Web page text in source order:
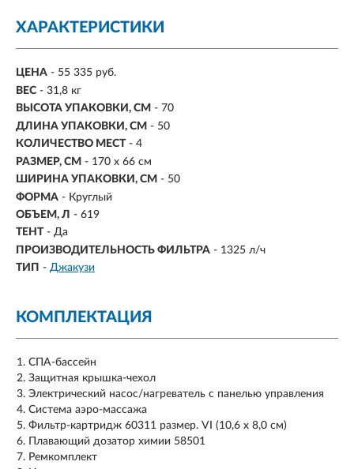
ХАРАКТЕРИСТИКИ
ЦЕНА - 55 335 руб.
ВЕС - 31,8 кг
ВЫСОТА УПАКОВКИ, СМ - 70
ДЛИНА УПАКОВКИ, СМ - 50
КОЛИЧЕСТВО МЕСТ - 4
РАЗМЕР, СМ - 170 х 66 см
ШИРИНА УПАКОВКИ, СМ - 50
ФОРМА - Круглый
ОБЪЕМ, Л - 619
ТЕНТ - Да
ПРОИЗВОДИТЕЛЬНОСТЬ ФИЛЬТРА - 1325 л/ч
ТИП - Джакузи
КОМПЛЕКТАЦИЯ
СПА-бассейн
Защитная крышка-чехол
Электрический насос/нагреватель с панелью управления
Система аэро-массажа
Фильтр-картридж 60311 размер. VI (10,6 x 8,0 см)
Плавающий дозатор химии 58501
Ремкомплект